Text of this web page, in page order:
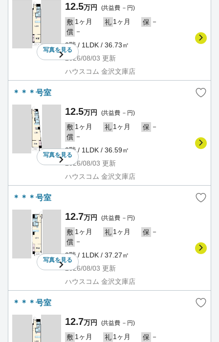
写真を見る
12.5万円 (共益費 －円)
敷 1ヶ月 礼 1ヶ月 保 －
償 －
2階 / 1LDK / 36.73㎡
2026/08/03 更新
ハウスコム 金沢文庫店
＊＊＊号室
写真を見る
12.5万円 (共益費 －円)
敷 1ヶ月 礼 1ヶ月 保 －
償 －
2階 / 1LDK / 36.59㎡
2026/08/03 更新
ハウスコム 金沢文庫店
＊＊＊号室
写真を見る
12.7万円 (共益費 －円)
敷 1ヶ月 礼 1ヶ月 保 －
償 －
3階 / 1LDK / 37.27㎡
2026/08/03 更新
ハウスコム 金沢文庫店
＊＊＊号室
12.7万円 (共益費 －円)
敷 1ヶ月 礼 1ヶ月 保 －